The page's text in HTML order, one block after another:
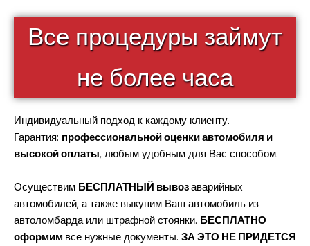
Все процедуры займут
не более часа
Индивидуальный подход к каждому клиенту.
Гарантия: профессиональной оценки автомобиля и
высокой оплаты, любым удобным для Вас способом.
Осуществим БЕСПЛАТНЫЙ вывозаварийных
автомобилей, а также выкупим Ваш автомобиль из
автоломбарда или штрафной стоянки. БЕСПЛАТНО
оформим все нужные документы. ЗА ЭТО НЕ ПРИДЕТСЯ